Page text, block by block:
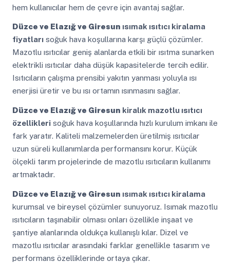
hem kullanıcılar hem de çevre için avantaj sağlar.
Düzce ve Elazığ ve Giresun ısımak ısıtıcı kiralama
fiyatlarısoğuk hava koşullarına karşı güçlü çözümler.
Mazotlu ısıtıcılar geniş alanlarda etkili bir ısıtma sunarken
elektrikli ısıtıcılar daha düşük kapasitelerde tercih edilir.
Isıtıcıların çalışma prensibi yakıtın yanması yoluyla ısı
enerjisi üretir ve bu ısı ortamın ısınmasını sağlar.
Düzce ve Elazığ ve Giresun kiralık mazotlu ısıtıcı
özelliklerisoğuk hava koşullarında hızlı kurulum imkanı ile
fark yaratır. Kaliteli malzemelerden üretilmiş ısıtıcılar
uzun süreli kullanımlarda performansını korur. Küçük
ölçekli tarım projelerinde de mazotlu ısıtıcıların kullanımı
artmaktadır.
Düzce ve Elazığ ve Giresun ısımak ısıtıcı kiralama
kurumsal ve bireysel çözümler sunuyoruz. Isımak mazotlu
ısıtıcıların taşınabilir olması onları özellikle inşaat ve
şantiye alanlarında oldukça kullanışlı kılar. Dizel ve
mazotlu ısıtıcılar arasındaki farklar genellikle tasarım ve
performans özelliklerinde ortaya çıkar.